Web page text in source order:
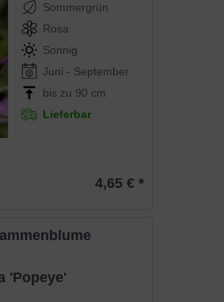
Sommergrün
Rosa
Sonnig
Juni - September
bis zu 90 cm
Lieferbar
4,65 € *
'Popeye'